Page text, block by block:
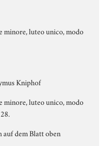
minore, luteo unico, modo
Kniphof
minore, luteo unico, modo
dem Blatt oben